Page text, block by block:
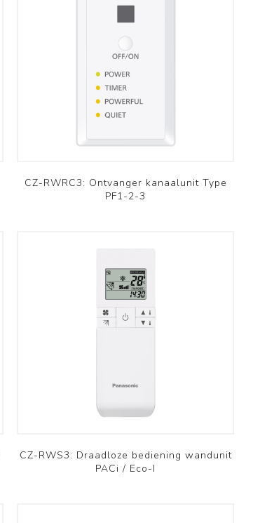
CZ-RWRC3: Ontvanger kanaalunit Type
PF1-2-3
CZ-RWS3: Draadloze bediening wandunit
PACi / Eco-I